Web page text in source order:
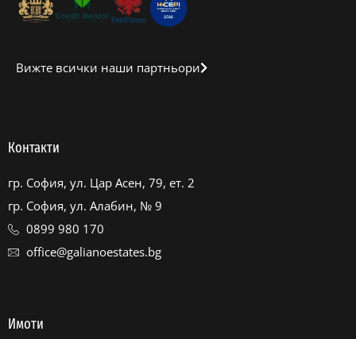
Вижте всички наши партньори
Контакти
гр. София, ул. Цар Асен, 79, ет. 2
гр. София, ул. Алабин, № 9
0899 980 170
office@galianoestates.bg
Имоти